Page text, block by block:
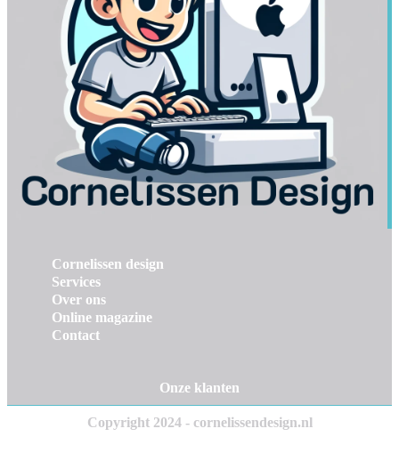
Cornelissen design
Services
Over ons
Online magazine
Contact
Onze klanten
Copyright 2024 - cornelissendesign.nl